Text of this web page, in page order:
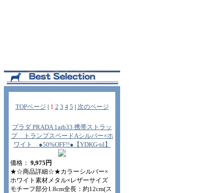
TOPページ | 1 2 3 4 5 | 次のページ
プラダ PRADA 1arb33 携帯ストラッ
プ トランプスペードAシルバー×ホ
ワイト ●50%OFF!!●【YDKG-td】
価格： 9,975円
★☆商品詳細☆★カラーシルバー×
ホワイト素材メタル×レザーサイズ
モチーフ部分1.8cm全長：約12cm(ス